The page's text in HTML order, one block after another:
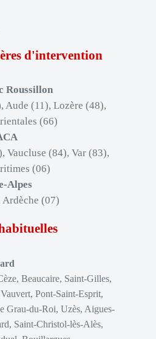
d'intervention
Roussillon
Aude (11), Lozère (48),
(66)
Vaucluse (84), Var (83),
(06)
Alpes
(07)
Beaucaire, Saint-Gilles,
Pont-Saint-Esprit,
Grau-du-Roi, Uzès, Aigues-
Saint-Christol-lès-Alès,